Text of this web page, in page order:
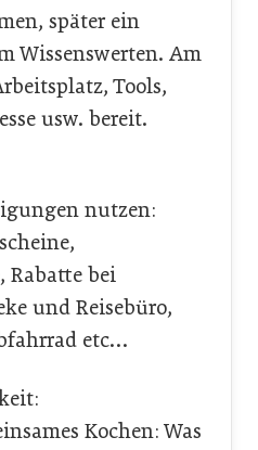
später ein
Wissenswerten. Am
Tools,
usw. bereit.
nutzen:
Rabatte bei
und Reisebüro,
etc…
Kochen: Was